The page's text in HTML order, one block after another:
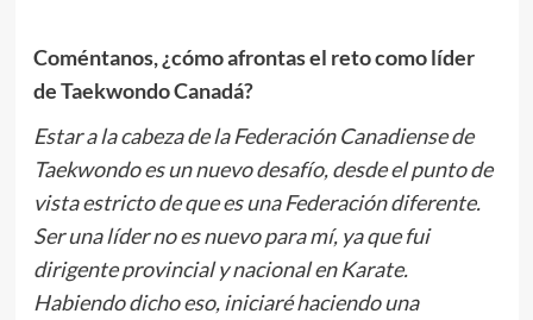
Coméntanos, ¿cómo afrontas el reto como líder
de Taekwondo Canadá?
Estar a la cabeza de la Federación Canadiense de
Taekwondo es un nuevo desafío, desde el punto de
vista estricto de que es una Federación diferente.
Ser una líder no es nuevo para mí, ya que fui
dirigente provincial y nacional en Karate.
Habiendo dicho eso, iniciaré haciendo una